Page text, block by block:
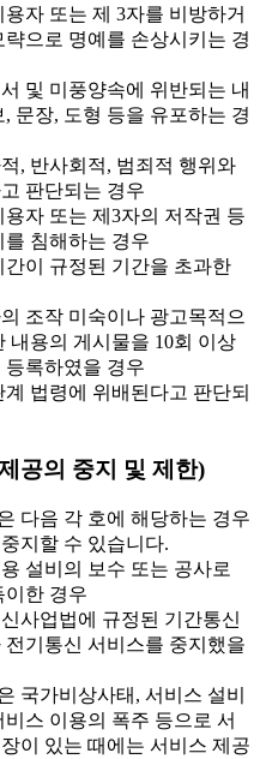
용자 또는 제 3자를 비방하거
략으로 명예를 손상시키는 경
및 미풍양속에 위반되는 내
, 문장, 도형 등을 유포하는 경
, 반사회적, 범죄적 행위와
판단되는 경우
용자 또는 제3자의 저작권 등
를 침해하는 경우
간이 규정된 기간을 초과한
조작 미숙이나 광고목적으
내용의 게시물을 10회 이상
등록하였을 경우
계 법령에 위배된다고 판단되
공의 중지 및 제한)
다음 각 호에 해당하는 경우
지할 수 있습니다.
설비의 보수 또는 공사로
이한 경우
사업법에 규정된 기간통신
전기통신 서비스를 중지했을
국가비상사태, 서비스 설비
스 이용의 폭주 등으로 서
이 있는 때에는 서비스 제공